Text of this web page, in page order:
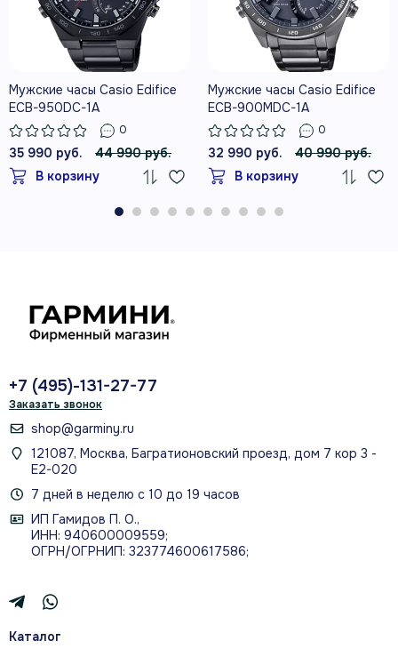
Мужские часы Casio Edifice
ECB-950DC-1A
0
35 990 руб.
44 990 руб.
В корзину
Мужские часы Casio Edifice
ECB-900MDC-1A
0
32 990 руб.
40 990 руб.
В корзину
+7 (495)-131-27-77
Заказать звонок
shop@garminy.ru
121087, Москва, Багратионовский проезд, дом 7 кор 3 -
Е2-020
7 дней в неделю с 10 до 19 часов
ИП Гамидов П. О.,
ИНН: 940600009559;
ОГРН/ОГРНИП: 323774600617586;
Каталог